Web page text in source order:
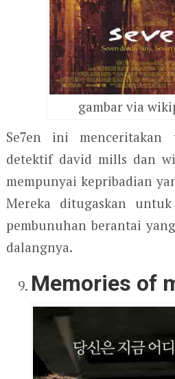
gambar via
Se7en ini
detektif david mills dan
mempunyai kepribadian
Mereka ditugaskan untuk
pembunuhan berantai
dalangnya.
Memories of